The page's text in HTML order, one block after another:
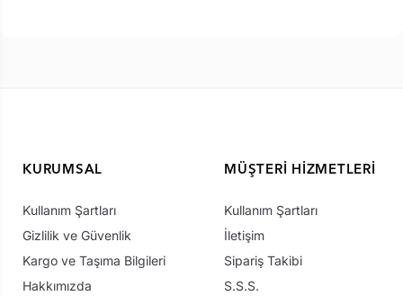
KURUMSAL
Kullanım Şartları
Gizlilik ve Güvenlik
Kargo ve Taşıma Bilgileri
Hakkımızda
MÜŞTERI HIZMETLERI
Kullanım Şartları
İletişim
Sipariş Takibi
S.S.S.